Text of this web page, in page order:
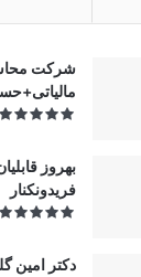
شرکت
بهروز
فریدونکنار
دکتر امین